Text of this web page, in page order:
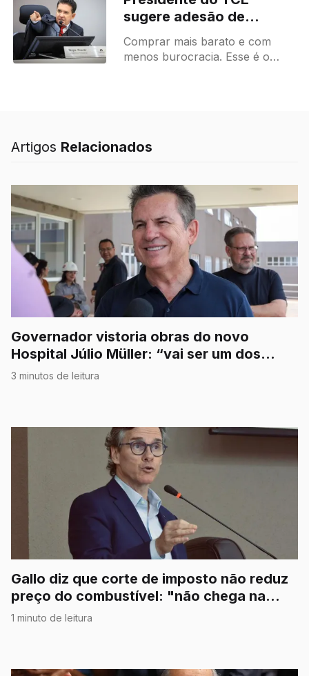
confirmou em entrevista à
imprensa, 100% de
sugere adesão de
municípios para baratear
licitações e reduzir
Comprar mais barato e com
menos burocracia. Esse é o
Artigos Relacionados
Governador vistoria obras do novo
Hospital Júlio Müller: “vai ser um dos
melhores do Estado”
3 minutos de leitura
Gallo diz que corte de imposto não reduz
preço do combustível: "não chega na
bomba"
1 minuto de leitura